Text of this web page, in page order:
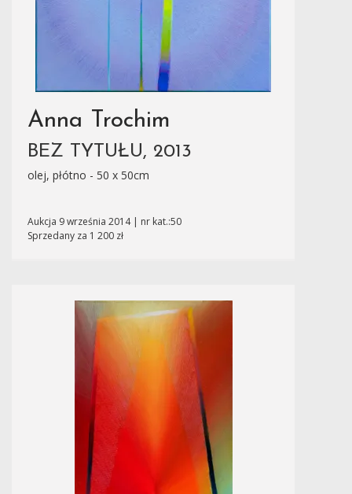
Anna Trochim
BEZ TYTUŁU, 2013
olej, płótno - 50 x 50cm
Aukcja 9 września 2014 | nr kat.:50
Sprzedany za 1 200 zł